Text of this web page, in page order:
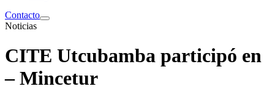
Contacto
Noticias
CITE Utcubamba participó
– Mincetur